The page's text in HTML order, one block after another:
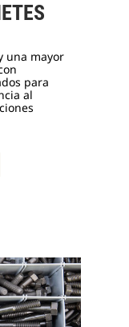
una mayor
para
al